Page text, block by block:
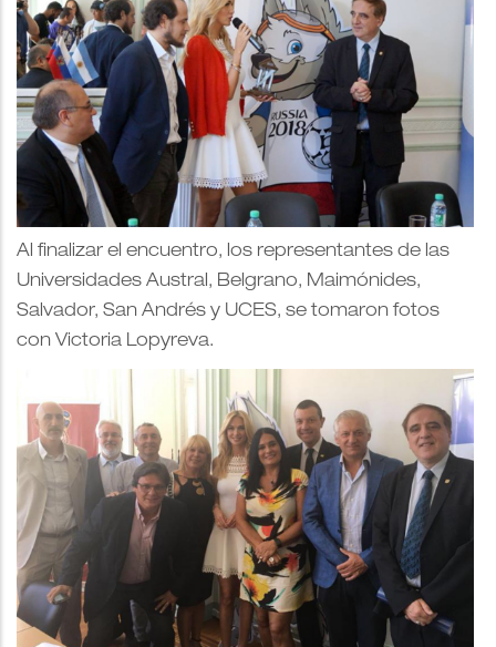
Al finalizar el encuentro, los representantes de las
Universidades Austral, Belgrano, Maimónides,
Salvador, San Andrés y UCES, se tomaron fotos
con Victoria Lopyreva.